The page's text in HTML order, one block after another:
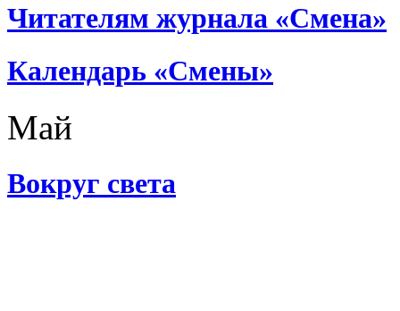
Читателям журнала «Смена»
Календарь «Смены»
Май
Вокруг света